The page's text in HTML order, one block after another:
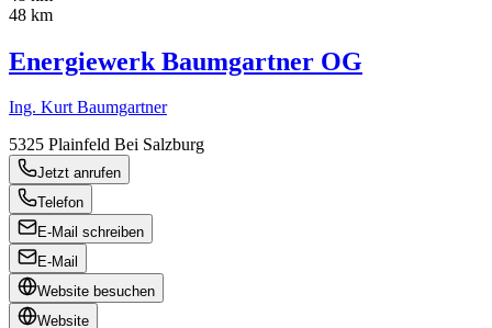
48 km
Energiewerk Baumgartner OG
Ing. Kurt Baumgartner
5325 Plainfeld Bei Salzburg
Jetzt anrufen
Telefon
E-Mail schreiben
E-Mail
Website besuchen
Website